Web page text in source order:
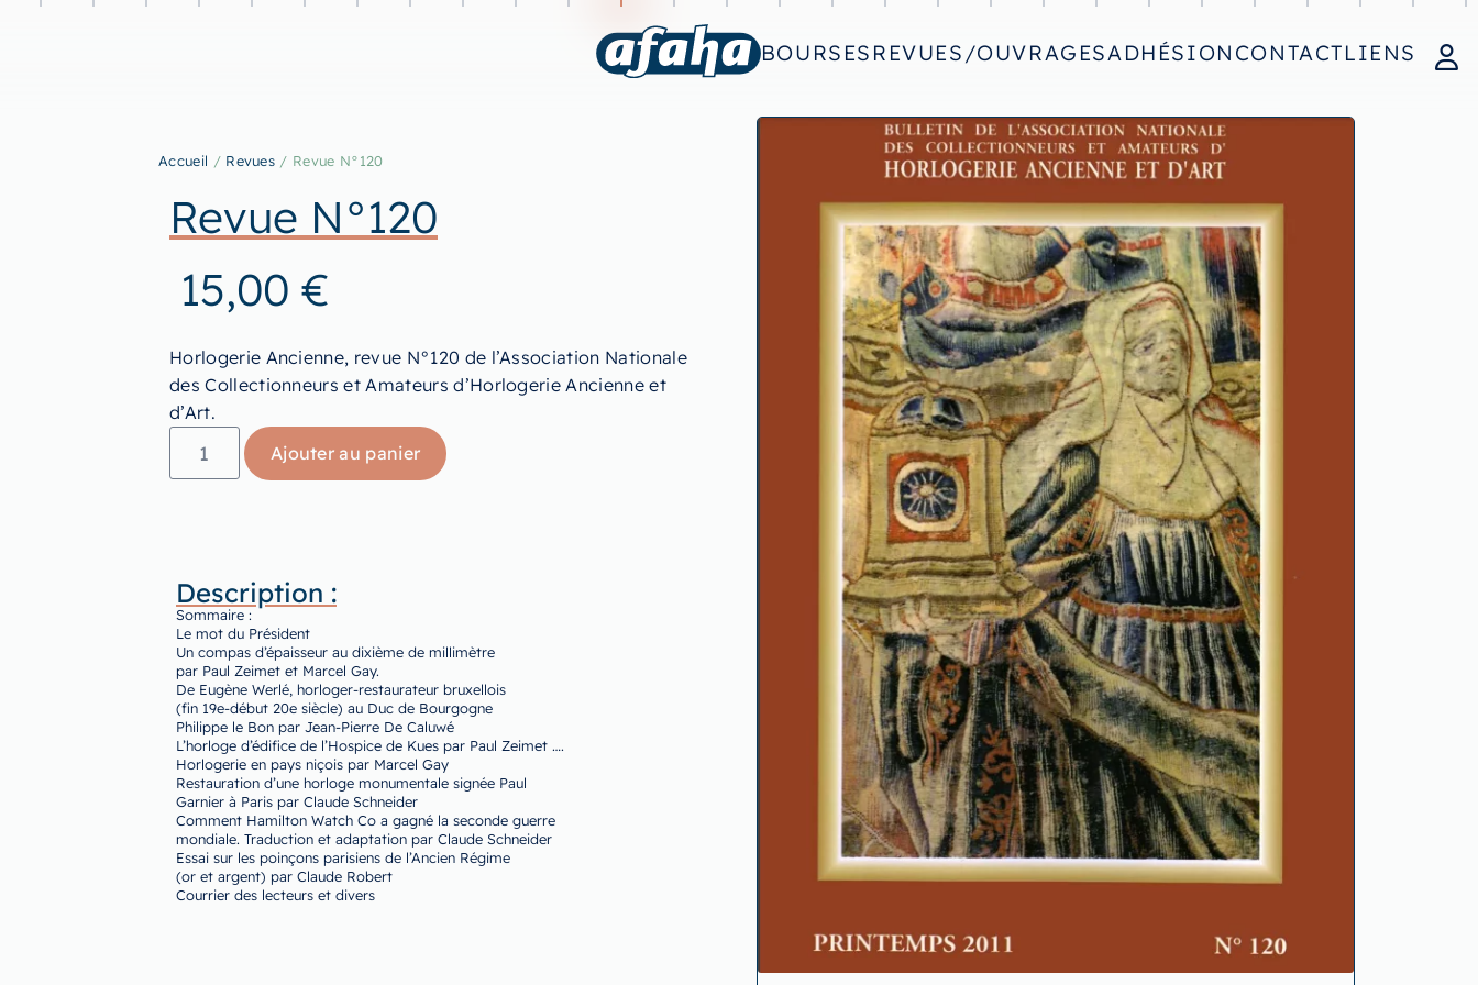
BOURSES REVUES/OUVRAGESADHÉSION CONTACTLIENS
Accueil / Revues / Revue N°120
Revue N°120
15,00 €
Horlogerie Ancienne, revue N°120 de l’Association Nationale
des Collectionneurs et Amateurs d’Horlogerie Ancienne et
d’Art.
Ajouter au panier
Description :
Sommaire :
Le mot du Président
Un compas d’épaisseur au dixième de millimètre
par Paul Zeimet et Marcel Gay.
De Eugène Werlé, horloger-restaurateur bruxellois
(fin 19e-début 20e siècle) au Duc de Bourgogne
Philippe le Bon par Jean-Pierre De Caluwé
L’horloge d’édifice de l’Hospice de Kues par Paul Zeimet ….
Horlogerie en pays niçois par Marcel Gay
Restauration d’une horloge monumentale signée Paul
Garnier à Paris par Claude Schneider
Comment Hamilton Watch Co a gagné la seconde guerre
mondiale. Traduction et adaptation par Claude Schneider
Essai sur les poinçons parisiens de l’Ancien Régime
(or et argent) par Claude Robert
Courrier des lecteurs et divers